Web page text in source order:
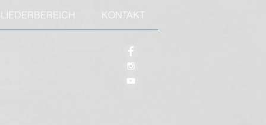
KONTAKT